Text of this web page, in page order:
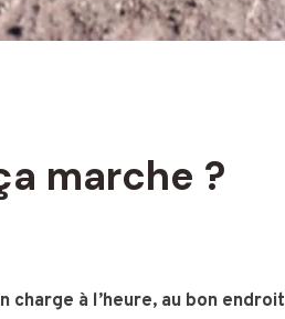
marche ?
charge à l’heure, au bon endroit